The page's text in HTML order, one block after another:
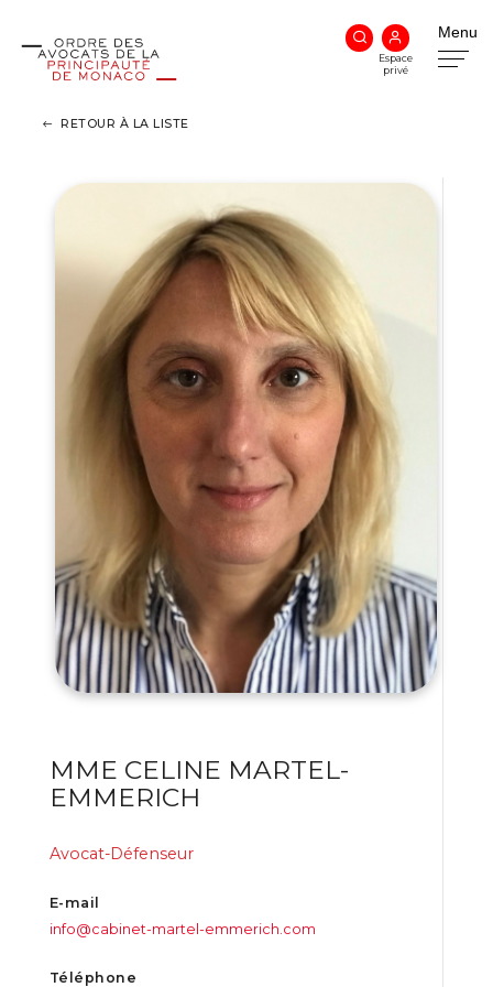
Menu
Espace
privé
RETOUR À LA LISTE
MME CELINE MARTEL-
EMMERICH
Avocat-Défenseur
E-mail
info@cabinet-martel-emmerich.com
Téléphone